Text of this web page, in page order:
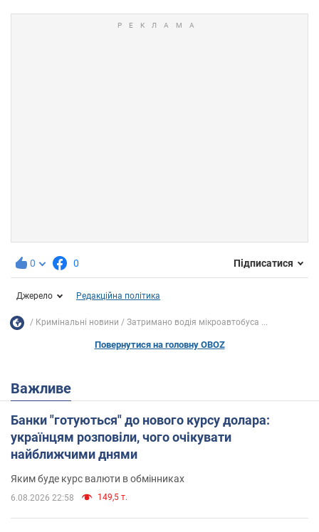
0 0 Підписатися
Джерело Редакційна політика
Кримінальні новини Затримано водія мікроавтобуса ...
Повернутися на головну OBOZ
Важливе
Банки "готуються" до нового курсу долара:
українцям розповіли, чого очікувати
найближчими днями
Яким буде курс валюти в обмінниках
6.08.2026 22:58 149,5 т.